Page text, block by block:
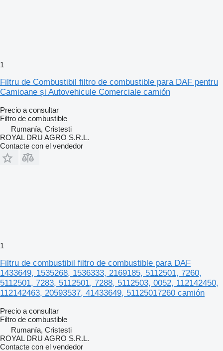
1
Filtru de Combustibil filtro de combustible para DAF pentru
Camioane și Autovehicule Comerciale camión
Precio a consultar
Filtro de combustible
Rumanía, Cristesti
ROYAL DRU AGRO S.R.L.
Contacte con el vendedor
1
Filtru de combustibil filtro de combustible para DAF
1433649, 1535268, 1536333, 2169185, 5112501, 7260,
5112501, 7283, 5112501, 7288, 5112503, 0052, 112142450,
112142463, 20593537, 41433649, 51125017260 camión
Precio a consultar
Filtro de combustible
Rumanía, Cristesti
ROYAL DRU AGRO S.R.L.
Contacte con el vendedor